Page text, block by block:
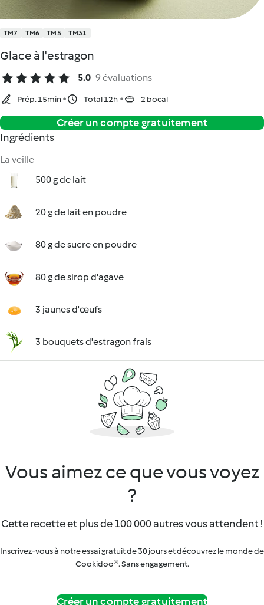
TM7 TM6 TM5 TM31
Glace à l'estragon
5.0 9 évaluations
Prép. 15min Total 12h 2 bocal
Créer un compte gratuitement
Ingrédients
La veille
500 g de lait
20 g de lait en poudre
80 g de sucre en poudre
80 g de sirop d'agave
3 jaunes d'œufs
3 bouquets d'estragon frais
Vous aimez ce que vous voyez
?
Cette recette et plus de 100 000 autres vous attendent !
Inscrivez-vous à notre essai gratuit de 30 jours et découvrez le monde de
Cookidoo®. Sans engagement.
Créer un compte gratuitement